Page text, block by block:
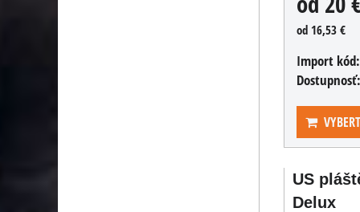
od 16,53 €
Import kód:
Dostupnosť:
US
Delux